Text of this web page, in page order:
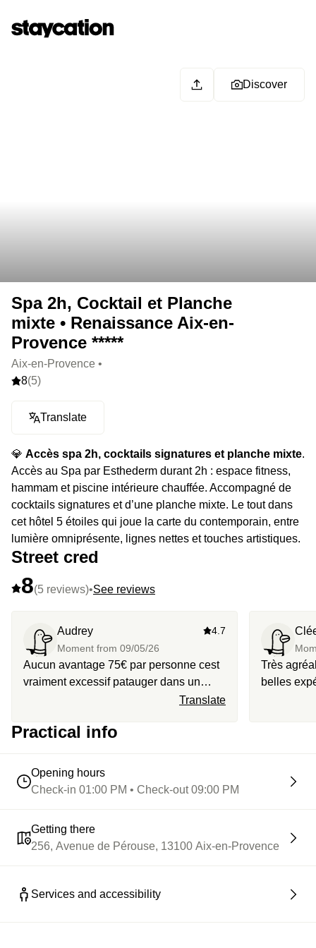
Discover
Spa 2h, Cocktail et Planche
mixte • Renaissance Aix-en-
Provence *****
Aix-en-Provence •
8(5)
Translate
💎 Accès spa 2h, cocktails signatures et planche mixte.
Accès au Spa par Esthederm durant 2h : espace fitness,
hammam et piscine intérieure chauffée. Accompagné de
cocktails signatures et d’une planche mixte. Le tout dans
cet hôtel 5 étoiles qui joue la carte du contemporain, entre
lumière omniprésente, lignes nettes et touches artistiques.
Street cred
8(5 reviews)•See reviews
Audrey
Moment from 09/05/26
4.7
Aucun avantage 75€ par personne cest
vraiment excessif patauger dans un
bassin, et aller dans un hammam avec 6
places Cocktail et tapas très bons mais
proposé
Translate
Très agréable Séjour
belles
Practical info
Opening hours
Check-in 01:00 PM • Check-out 09:00 PM
Getting there
256, Avenue de Pérouse, 13100 Aix-en-Provence
Services and accessibility